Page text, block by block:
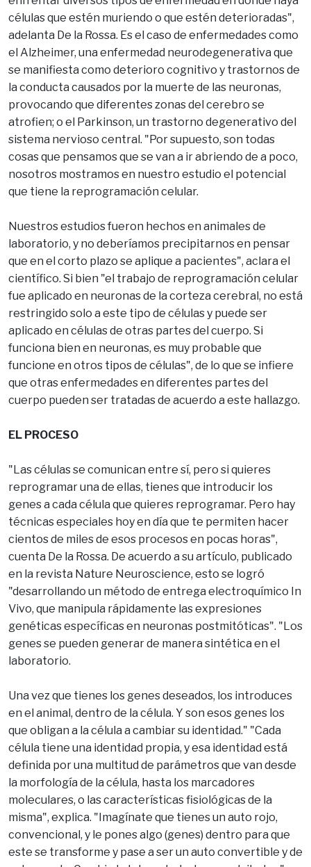
células que estén muriendo o que estén deterioradas",
adelanta De la Rossa. Es el caso de enfermedades como
el Alzheimer, una enfermedad neurodegenerativa que
se manifiesta como deterioro cognitivo y trastornos de
la conducta causados por la muerte de las neuronas,
provocando que diferentes zonas del cerebro se
atrofien; o el Parkinson, un trastorno degenerativo del
sistema nervioso central. "Por supuesto, son todas
cosas que pensamos que se van a ir abriendo de a poco,
nosotros mostramos en nuestro estudio el potencial
que tiene la reprogramación celular.
Nuestros estudios fueron hechos en animales de
laboratorio, y no deberíamos precipitarnos en pensar
que en el corto plazo se aplique a pacientes", aclara el
científico. Si bien "el trabajo de reprogramación celular
fue aplicado en neuronas de la corteza cerebral, no está
restringido solo a este tipo de células y puede ser
aplicado en células de otras partes del cuerpo. Si
funciona bien en neuronas, es muy probable que
funcione en otros tipos de células", de lo que se infiere
que otras enfermedades en diferentes partes del
cuerpo pueden ser tratadas de acuerdo a este hallazgo.
EL PROCESO
"Las células se comunican entre sí, pero si quieres
reprogramar una de ellas, tienes que introducir los
genes a cada célula que quieres reprogramar. Pero hay
técnicas especiales hoy en día que te permiten hacer
cientos de miles de esos procesos en pocas horas",
cuenta De la Rossa. De acuerdo a su artículo, publicado
en la revista Nature Neuroscience, esto se logró
"desarrollando un método de entrega electroquímico In
Vivo, que manipula rápidamente las expresiones
genéticas específicas en neuronas postmitóticas". "Los
genes se pueden generar de manera sintética en el
laboratorio.
Una vez que tienes los genes deseados, los introduces
en el animal, dentro de la célula. Y son esos genes los
que obligan a la célula a cambiar su identidad." "Cada
célula tiene una identidad propia, y esa identidad está
definida por una multitud de parámetros que van desde
la morfología de la célula, hasta los marcadores
moleculares, o las características fisiológicas de la
misma", explica. "Imagínate que tienes un auto rojo,
convencional, y le pones algo (genes) dentro para que
este se transforme y pase a ser un auto convertible y de